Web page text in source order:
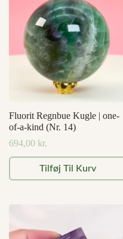
Fluorit Regnbue Kugle | one-
of-a-kind (Nr. 14)
694,00 kr.
Tilføj Til Kurv